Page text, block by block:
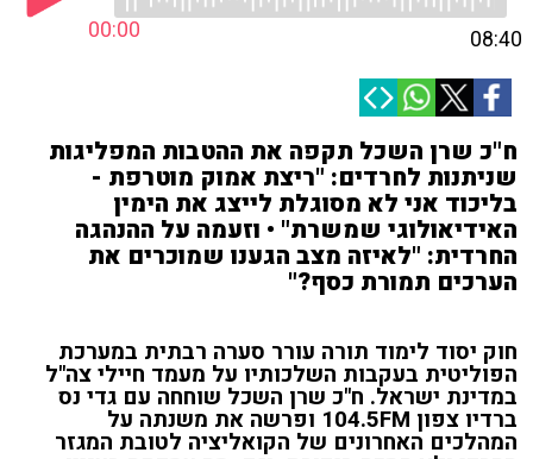
00:00 08:40
ח"כ שרן השכל תקפה את ההטבות המפליגות
שניתנות לחרדים: "ריצת אמוק מוטרפת -
בליכוד אני לא מסוגלת לייצג את הימין
האידיאולוגי שמשרת" • וזעמה על ההנהגה
החרדית: "לאיזה מצב הגענו שמוכרים את
הערכים תמורת כסף?"
חוק יסוד לימוד תורה עורר סערה רבתית במערכת
הפוליטית בעקבות השלכותיו על מעמד חיילי צה"ל
במדינת ישראל. ח"כ שרן השכל שוחחה עם גדי נס
ברדיו צפון 104.5FM ופרשה את משנתה על
המהלכים האחרונים של הקואליציה לטובת המגזר